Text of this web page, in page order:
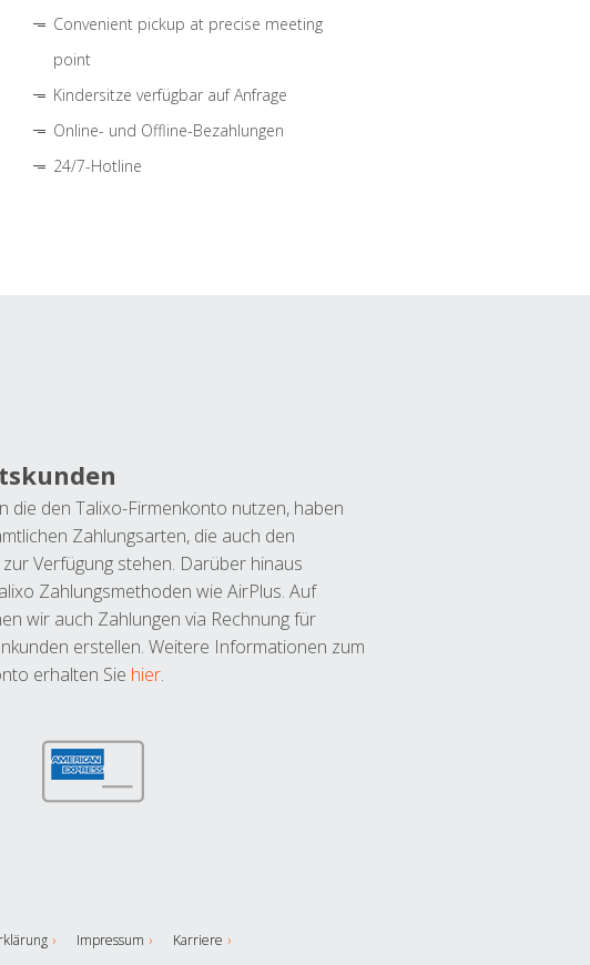
Convenient pickup at precise meeting
point
Kindersitze verfügbar auf Anfrage
Online- und Offline-Bezahlungen
24/7-Hotline
die den Talixo-Firmenkonto nutzen, haben
Zahlungsarten, die auch den
Verfügung stehen. Darüber hinaus
Zahlungsmethoden wie AirPlus. Auf
wir auch Zahlungen via Rechnung für
erstellen. Weitere Informationen zum
erhalten Sie hier.
Impressum Karriere